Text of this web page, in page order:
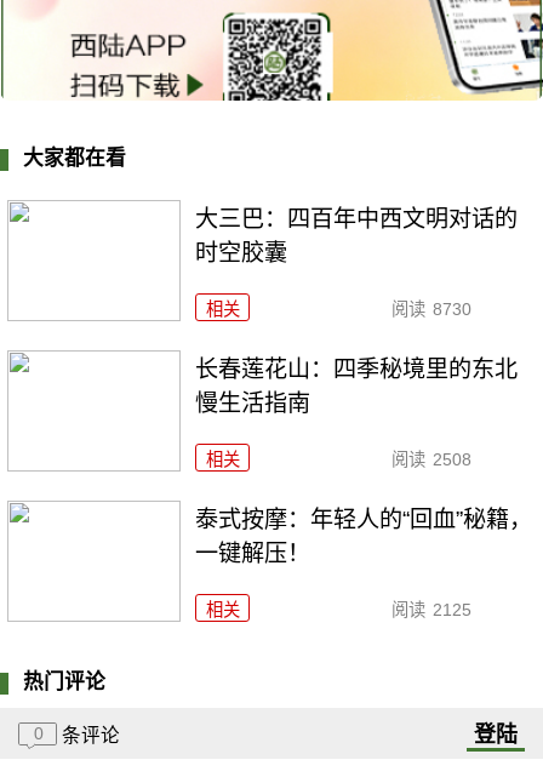
大家都在看
大三巴：四百年中西文明对话的
时空胶囊
相关 阅读 8730
长春莲花山：四季秘境里的东北
慢生活指南
相关 阅读 2508
泰式按摩：年轻人的“回血”秘籍，
一键解压！
相关 阅读 2125
热门评论
0 条评论 登陆